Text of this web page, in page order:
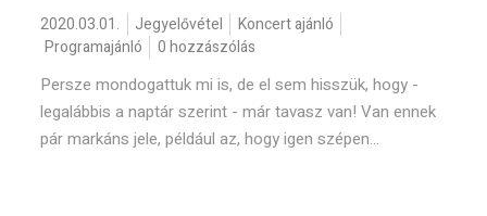
2020.03.01. Jegyelővétel
Koncert ajánló
Programajánló
0 hozzászólás
Persze mondogattuk mi is, de el sem hisszük, hogy -
legalábbis a naptár szerint - már tavasz van! Van ennek
pár markáns jele, például az, hogy igen szépen...